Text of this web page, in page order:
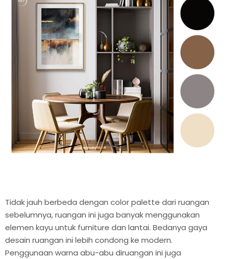
Tidak jauh berbeda dengan color palette dari ruangan
sebelumnya, ruangan ini juga banyak menggunakan
elemen kayu untuk furniture dan lantai. Bedanya gaya
desain ruangan ini lebih condong ke modern.
Penggunaan warna abu-abu diruangan ini juga